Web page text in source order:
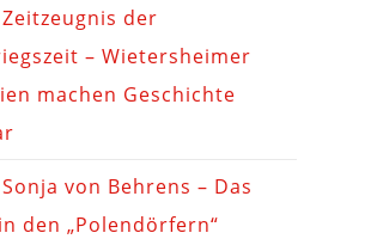
der
– Wietersheimer
machen Geschichte
von Behrens – Das
den „Polendörfern“